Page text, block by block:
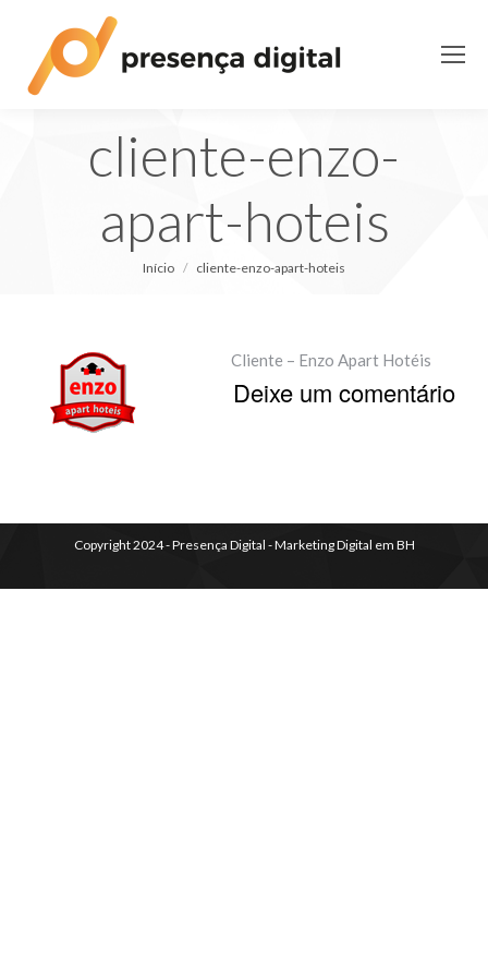
cliente-enzo-
apart-hoteis
Você está aqui:
Início cliente-enzo-apart-hoteis
Cliente – Enzo Apart Hotéis
Deixe um comentário
Copyright 2024 - Presença Digital - Marketing Digital em BH